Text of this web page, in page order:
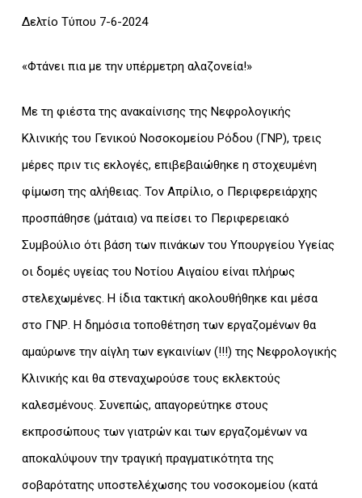
Δελτίο Τύπου 7-6-2024
«Φτάνει πια με την υπέρμετρη αλαζονεία!»
Με τη φιέστα της ανακαίνισης της Νεφρολογικής
Κλινικής του Γενικού Νοσοκομείου Ρόδου (ΓΝΡ), τρεις
μέρες πριν τις εκλογές, επιβεβαιώθηκε η στοχευμένη
φίμωση της αλήθειας. Τον Απρίλιο, ο Περιφερειάρχης
προσπάθησε (μάταια) να πείσει το Περιφερειακό
Συμβούλιο ότι βάση των πινάκων του Υπουργείου Υγείας
οι δομές υγείας του Νοτίου Αιγαίου είναι πλήρως
στελεχωμένες. Η ίδια τακτική ακολουθήθηκε και μέσα
στο ΓΝΡ. Η δημόσια τοποθέτηση των εργαζομένων θα
αμαύρωνε την αίγλη των εγκαινίων (!!!) της Νεφρολογικής
Κλινικής και θα στεναχωρούσε τους εκλεκτούς
καλεσμένους. Συνεπώς, απαγορεύτηκε στους
εκπροσώπους των γιατρών και των εργαζομένων να
αποκαλύψουν την τραγική πραγματικότητα της
σοβαρότατης υποστελέχωσης του νοσοκομείου (κατά